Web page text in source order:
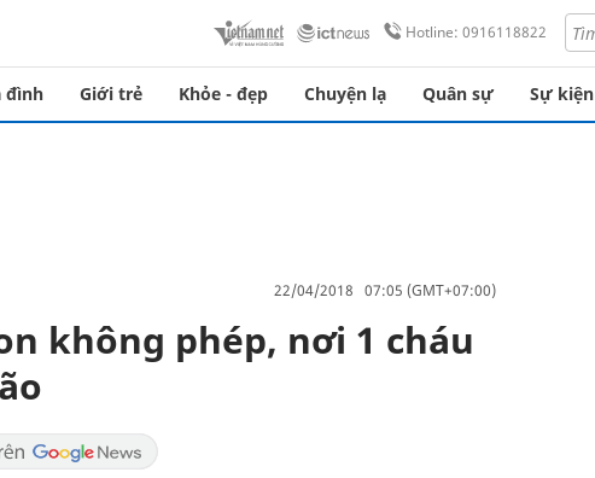
Hotline: 0916118822
đình Giới trẻ Khỏe - đẹp Chuyện lạ Quân sự Sự kiện
22/04/2018 07:05 (GMT+07:00)
không phép, nơi 1 cháu